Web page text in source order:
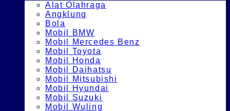
Alat Olahraga
Angklung
Bola
Mobil BMW
Mobil Mercedes Benz
Mobil Toyota
Mobil Honda
Mobil Daihatsu
Mobil Mitsubishi
Mobil Hyundai
Mobil Suzuki
Mobil Wuling